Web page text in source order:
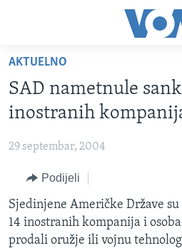
glavni
sadržaj
Pređi
na
glavnu
navigaciju
pretragu
VIJESTI
SJEDINJENE AMERIČKE DRŽAVE
BOSNA I HERCEGOVINA
NAUKA I TEHNOLOGIJA
SPECIJALNI PROJEKTI
KORUPCIJA
AKTUELNO
SAD nametnule
inostranih
29 septembar, 2004
Podijeli
Sjedinjene Američke Države
14 inostranih kompanija i
prodali oružje ili vojnu